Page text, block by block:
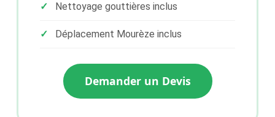
Nettoyage gouttières inclus
Déplacement Mourèze inclus
Demander un Devis